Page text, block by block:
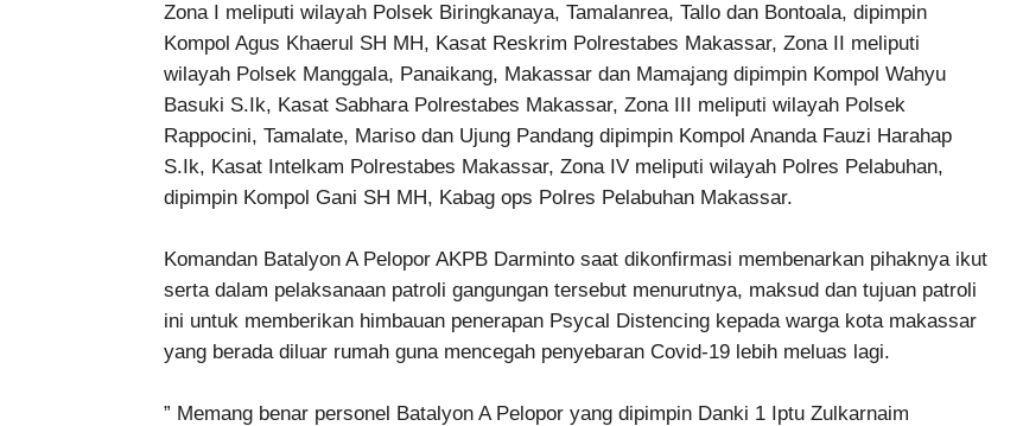
Zona I meliputi wilayah Polsek Biringkanaya, Tamalanrea, Tallo dan Bontoala, dipimpin
Kompol Agus Khaerul SH MH, Kasat Reskrim Polrestabes Makassar, Zona II meliputi
wilayah Polsek Manggala, Panaikang, Makassar dan Mamajang dipimpin Kompol Wahyu
Basuki S.Ik, Kasat Sabhara Polrestabes Makassar, Zona III meliputi wilayah Polsek
Rappocini, Tamalate, Mariso dan Ujung Pandang dipimpin Kompol Ananda Fauzi Harahap
S.Ik, Kasat Intelkam Polrestabes Makassar, Zona IV meliputi wilayah Polres Pelabuhan,
dipimpin Kompol Gani SH MH, Kabag ops Polres Pelabuhan Makassar.
Komandan Batalyon A Pelopor AKPB Darminto saat dikonfirmasi membenarkan pihaknya ikut
serta dalam pelaksanaan patroli gangungan tersebut menurutnya, maksud dan tujuan patroli
ini untuk memberikan himbauan penerapan Psycal Distencing kepada warga kota makassar
yang berada diluar rumah guna mencegah penyebaran Covid-19 lebih meluas lagi.
” Memang benar personel Batalyon A Pelopor yang dipimpin Danki 1 Iptu Zulkarnaim